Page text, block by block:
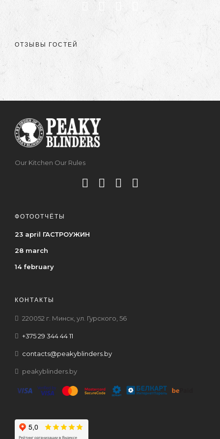
ОТЗЫВЫ ГОСТЕЙ
Our Kitchen Our Rules
ФОТООТЧЁТЫ
23 april ГАСТРОУЖИН
28 march
14 february
КОНТАКТЫ
220052 г. Минск, ул. Гурского, 56
+375 29 344 44 11
contacts@peakyblinders.by
peakyblinders.by